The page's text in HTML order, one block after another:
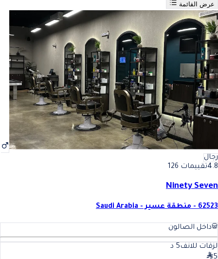
عرض القائمة
بحث
أفضل ازالة الشعر (فتلة , خيط) في صامطة
أفضل ازالة الشعر (فتلة ,
رجال
4.8تقييمات 126
Ninety Seven
62523 - منطقة عسير - Saudi Arabia
داخل الصالون
لزقات للانف5 د
5